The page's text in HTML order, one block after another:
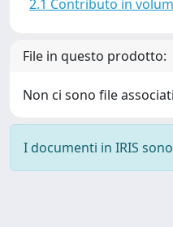
2.1 Contributo in
File in questo prodotto:
Non ci sono file
I documenti in IRIS